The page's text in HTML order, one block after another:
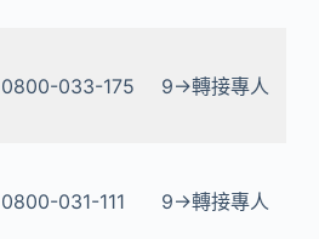
0800-033-175 9→轉接專人
0800-031-111 9→轉接專人